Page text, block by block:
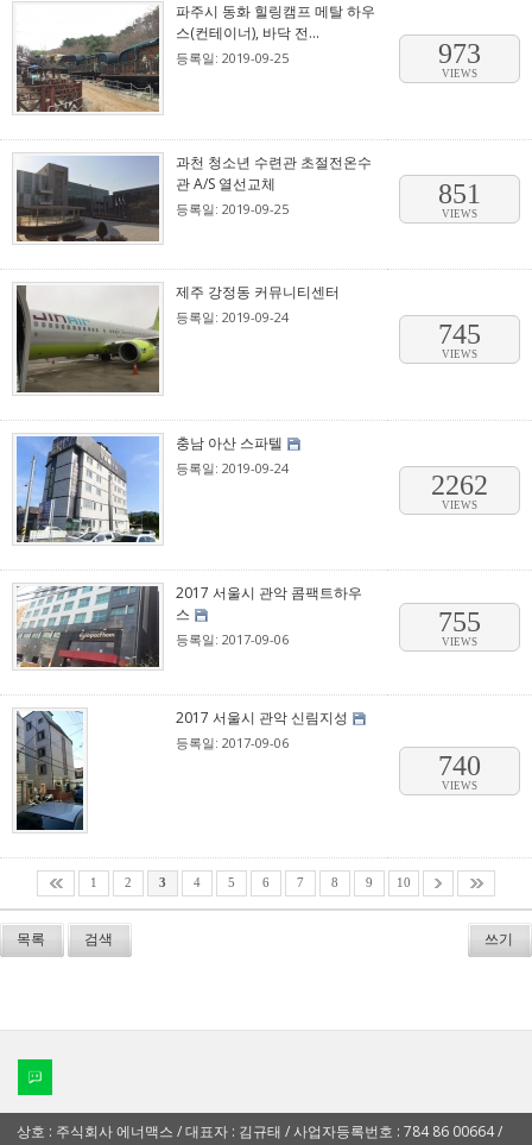
파주시 동화 힐링캠프 메탈 하우
스(컨테이너), 바닥 전...
등록일: 2019-09-25 973
VIEWS
과천 청소년 수련관 초절전온수
관 A/S 열선교체
등록일: 2019-09-25 851
VIEWS
제주 강정동 커뮤니티센터
등록일: 2019-09-24
745
VIEWS
충남 아산 스파텔
등록일: 2019-09-24
2262
VIEWS
2017 서울시 관악 콤팩트하우
스
등록일: 2017-09-06
755
VIEWS
2017 서울시 관악 신림지성
등록일: 2017-09-06
740
VIEWS
1 2 3 4 5 6 7 8 9 10
목록 검색 쓰기
상호 : 주식회사 에너맥스 / 대표자 : 김규태 / 사업자등록번호 : 784 86 00664 /